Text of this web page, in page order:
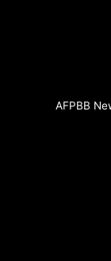
AFPBB